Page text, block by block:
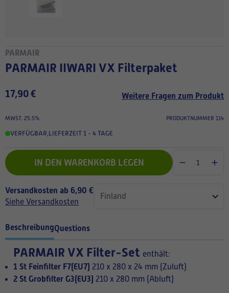
PARMAIR
PARMAIR IIWARI VX Filterpaket
17,90 € Weitere Fragen zum Produkt
MWST. 25.5% PRODUKTNUMMER 114
VERFÜGBAR,LIEFERZEIT 1 - 4 TAGE
IN DEN WARENKORB LEGEN
Versandkosten ab 6,90 €
Siehe Versandkosten
BeschreibungQuestions
PARMAIR VX Filter-Set enthält:
1 St Feinfilter F7(EU7) 210 x 280 x 24 mm (Zuluft)
2 St Grobfilter G3(EU3) 210 x 280 mm (Abluft)